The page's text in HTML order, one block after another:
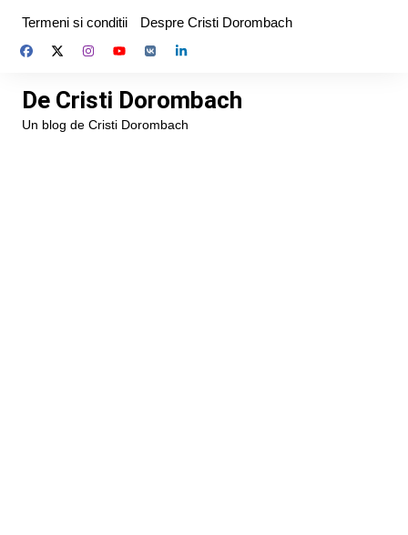
content
Termeni si conditii Despre Cristi Dorombach
De Cristi Dorombach
Un blog de Cristi Dorombach